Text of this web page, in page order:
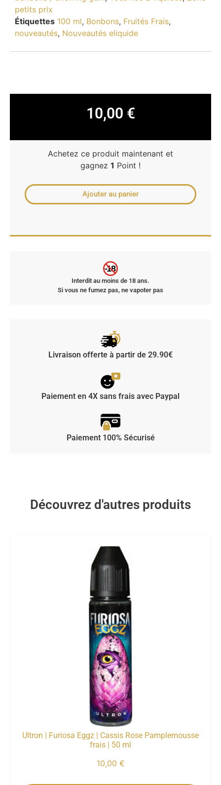
petits prix
Étiquettes 100 ml, Bonbons, Fruités Frais,
nouveautés, Nouveautés eliquide
10,00 €
Achetez ce produit maintenant et
gagnez 1 Point !
Ajouter au panier
-18
Interdit au moins de 18 ans.
Si vous ne fumez pas, ne vapoter pas
Livraison offerte à partir de 29.90€
Paiement en 4X sans frais avec Paypal
Paiement 100% Sécurisé
Découvrez d'autres produits
Ultron | Furiosa Eggz | Cassis Rose Pamplemousse
frais | 50 ml
10,00 €